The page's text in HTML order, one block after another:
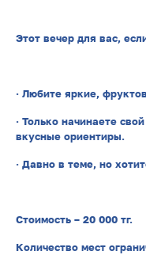
Этот вечер для вас,
· Любите яркие,
· Только начинаете
вкусные ориентиры.
· Давно в теме, но
Стоимость – 20 000 тг.
Количество мест